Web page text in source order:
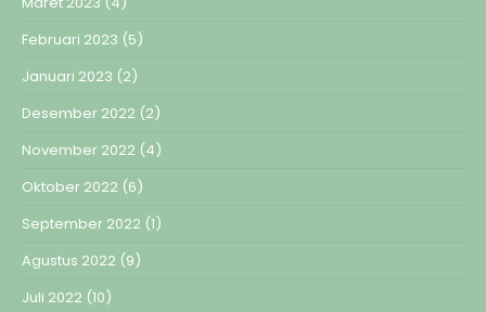
Februari 2023 (5)
Januari 2023 (2)
Desember 2022 (2)
November 2022 (4)
Oktober 2022 (6)
September 2022 (1)
Agustus 2022 (9)
Juli 2022 (10)